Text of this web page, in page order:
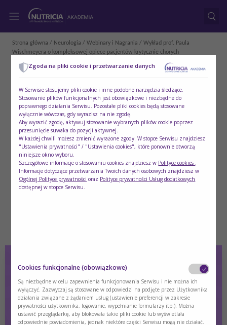
Strona główna / Neurologia / Webinary i Nagrania / Wykład prof. Paula
Wischmeyera o kompleksowej opiece pacjentów krytycznie chorych
Wykład prof. Paula Wischmeyera o
kompleksowej opiece pacjentów krytycznie
chorych
Leczenie po udarze nie kończy się na wypisie! Zobacz krótki
Zgoda na pliki cookie i przetwarzanie danych
W Serwisie stosujemy pliki cookie i inne podobne narzędzia śledzące.
Stosowanie plików funkcjonalnych jest obowiązkowe i niezbędne do
poprawnego działania Serwisu. Pozostałe pliki cookies będą stosowane
wyłącznie wówczas, gdy wyrazisz na nie zgodę.
Aby wyrazić zgodę, aktywuj stosowanie wybranych plików cookie poprzez
przesunięcie suwaka do pozycji aktywnej.
W każdej chwili możesz zmienić wyrażone zgody. W stopce Serwisu znajdziesz
"Ustawienia prywatności" / "Ustawienia cookies", które ponownie otworzą
niniejsze okno wyboru.
Szczegółowe informacje o stosowaniu cookies znajdziesz w Polityce cookies
Informacje dotyczące przetwarzania Twoich danych osobowych znajdziesz w
Ogólnej Polityce prywatności oraz Polityce prywatności Usług dodatkowych
dostępnej w stopce Serwisu.
Cookies funkcjonalne (obowiązkowe)
Są niezbędne w celu zapewnienia funkcjonowania Serwisu i nie można ich
wyłączyć. Zazwyczaj są stosowane w odpowiedzi na podjęte przez Użytkownika
działania związane z żądaniem usług (ustawienie preferencji w zakresie
prywatności użytkownika, logowanie, wypełnianie formularzy itp.). Można
ustawić przeglądarkę, aby blokowała takie pliki cookie lub wyświetlała
odpowiednie powiadomienia, jednak niektóre części Serwisu mogą nie działać.